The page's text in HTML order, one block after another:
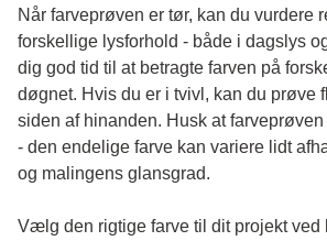
Når farveprøven er tør, kan du vurdere
forskellige lysforhold - både i dagslys
dig god tid til at betragte farven på
døgnet. Hvis du er i tvivl, kan du prøve
siden af hinanden. Husk at
- den endelige farve kan variere lidt
og malingens glansgrad.
Vælg den rigtige farve til dit projekt